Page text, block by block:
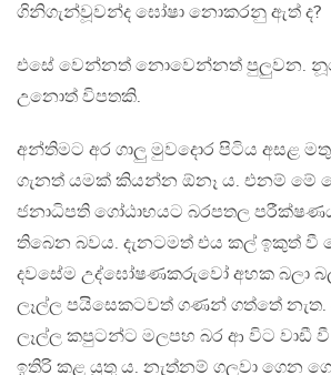
ගිනිගැන්වූවන්ද ඝෝෂා නොකරනු ඇත් ද?
එසේ වෙන්නත් නොවෙන්නත් පුලුවන.
උනොත් විපතකි.
අන්තිමට අර ගාලු මුවදොර පිටිය අසළ
ගැනත් යමක් කියන්න ඕනෑ ය. එනම් මේ
ජනාධිපති ගෝඨාභයට බරපතල
තිබෙන බවය. දැනටමත් එය කල් ඉකුත් වී
දවසේම උද්ඝෝෂණකරුවෝ අහක බලා
ලෑල්ල පයිසෙකටවත් ගණන් ගත්තේ
ලෑල්ල කපුටන්ට මලපහ බර ආ විට වාඩී
ඉතිරි කළ යුතු ය. නැත්නම් ගලවා ගෙන